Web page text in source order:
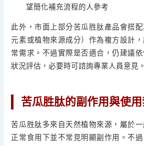
望簡化補充流程的人參考
此外，市面上部分苦瓜胜肽產品會搭
元素或植物來源成分）作為複方設計
常需求。不過實際是否適合，仍建議
狀況評估，必要時可諮詢專業人員意見。
苦瓜胜肽的副作用與使
苦瓜胜肽多來自天然植物來源，屬於
正常食用下並不常見明顯副作用。不